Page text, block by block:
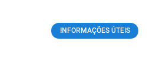
INFORMAÇÕES ÚTEIS